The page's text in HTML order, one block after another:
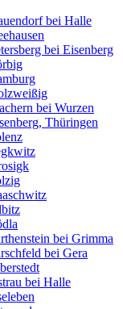
bei Halle
bei Eisenberg
bei Wurzen
Thüringen
bei Grimma
bei Gera
bei Halle